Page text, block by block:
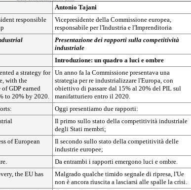
Antonio Tajani
responsible
Vicepresidente della Commissione europea,
responsabile per l'Industria e l'Imprenditoria
Presentazione dei rapporti sulla competitività
industriale
Introduzione: un quadro a luci e ombre
a strategy for
with the
GDP earned
to 20% by 2020.
Un anno fa la Commissione presentava una
strategia per re industrializzare l'Europa, con
obiettivo di passare dal 15% al 20% del PIL sul
manifatturiero entro il 2020.
Oggi presentiamo due rapporti:
Il primo sullo stato della competitività industriale
degli Stati membri;
of European
Il secondo sullo stato della competitività delle
industrie europee;
Da entrambi i rapporti emergono luci e ombre.
the EU has
Malgrado qualche timido segnale di ripresa, l'Ue
non è ancora riuscita a lasciarsi alle spalle la crisi.